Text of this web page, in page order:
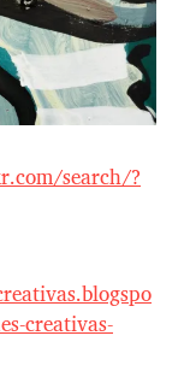
search/?
creativas-